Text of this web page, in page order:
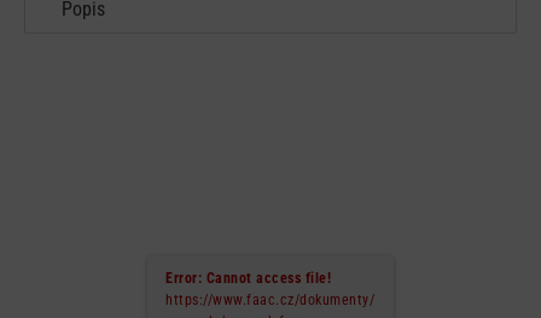
Popis
Error: Cannot access file!
https://www.faac.cz/dokumenty/